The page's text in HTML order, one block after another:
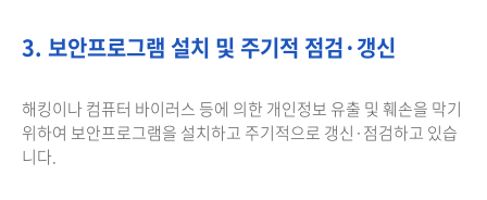
3. 보안프로그램 설치 및 주기적 점검·갱신
해킹이나 컴퓨터 바이러스 등에 의한 개인정보 유출 및 훼손을 막기
위하여 보안프로그램을 설치하고 주기적으로 갱신·점검하고 있습
니다.